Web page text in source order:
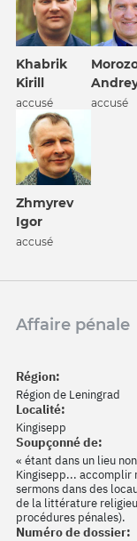
Khabrik
Kirill
accusé accusé
Zhmyrev
Igor
accusé
Affaire pénale
Région:
Région de Leningrad
Localité:
Kingisepp
Soupçonné de:
« étant dans un lieu
Kingisepp... accomplir
sermons dans des
de la littérature
procédures pénales).
Numéro de dossier: